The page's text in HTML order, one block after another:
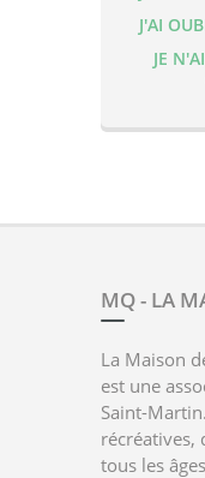
J'AI
JE
MQ - LA
La Maison
est une
Saint-
récréatives,
tous les